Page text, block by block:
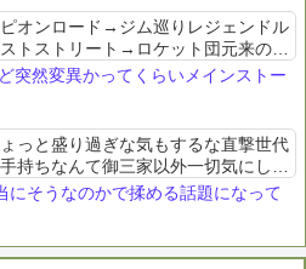
オンロード→ジム巡りレジェンドル
トストリート→ロケット団元来のポ
ーリーにうまく落とし込んでるのが
突然変異かってくらいメインストー
っと盛り過ぎな気もするな直撃世代
持ちなんて御三家以外一切気にして
にそうなのかで揉める話題になって